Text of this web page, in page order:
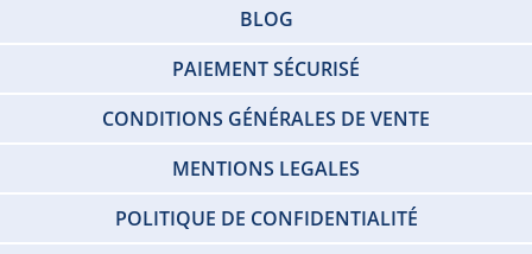
BLOG
PAIEMENT SÉCURISÉ
CONDITIONS GÉNÉRALES DE VENTE
MENTIONS LEGALES
POLITIQUE DE CONFIDENTIALITÉ